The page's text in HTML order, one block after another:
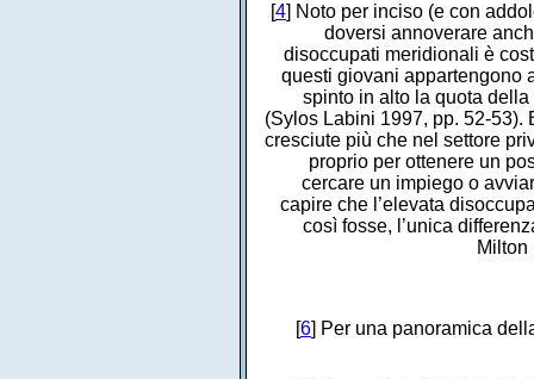
[4] Noto per inciso (e con
doversi annoverare
disoccupati meridionali è
questi giovani appartengono
spinto in alto la quota
(Sylos Labini 1997, pp. 52-53).
cresciute più che nel settore
proprio per ottenere un
cercare un impiego o
capire che l’elevata
così fosse, l’unica
Milton
[6] Per una panoramica